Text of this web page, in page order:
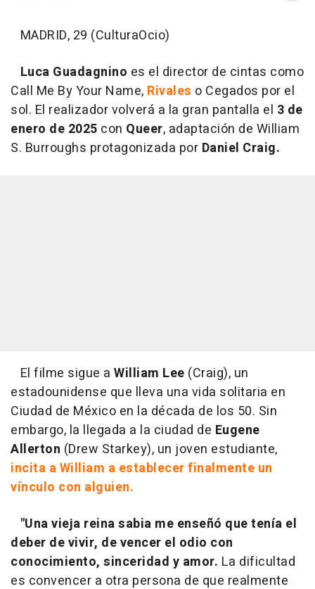
MADRID, 29 (CulturaOcio)
Luca Guadagnino es el director de cintas como
Call Me By Your Name, Rivales o Cegados por el
sol. El realizador volverá a la gran pantalla el 3 de
enero de 2025 con Queer, adaptación de William
S. Burroughs protagonizada por Daniel Craig.
El filme sigue a William Lee (Craig), un
estadounidense que lleva una vida solitaria en
Ciudad de México en la década de los 50. Sin
embargo, la llegada a la ciudad de Eugene
Allerton (Drew Starkey), un joven estudiante,
incita a William a establecer finalmente un
vínculo con alguien.
"Una vieja reina sabia me enseñó que tenía el
deber de vivir, de vencer el odio con
conocimiento, sinceridad y amor. La dificultad
es convencer a otra persona de que realmente